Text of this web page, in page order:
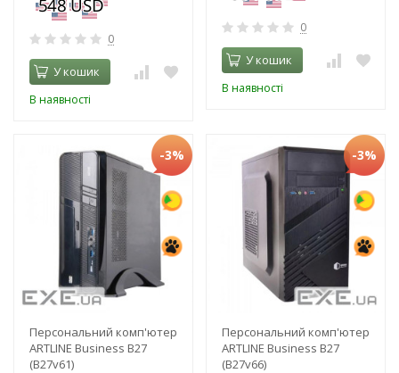
0
У кошик
В наявності
0
У кошик
В наявності
-3%
Персональний комп'ютер
ARTLINE Business B27
(B27v61)
-3%
Персональний комп'ютер
ARTLINE Business B27
(B27v66)